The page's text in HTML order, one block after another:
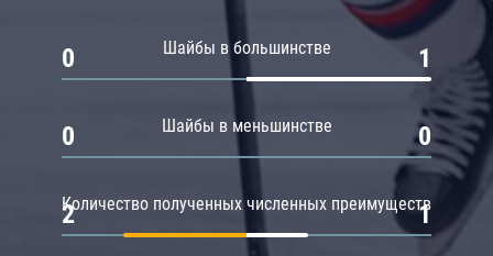
Шайбы в большинстве
0 1
Шайбы в меньшинстве
0 0
Количество полученных численных преимуществ
2 1